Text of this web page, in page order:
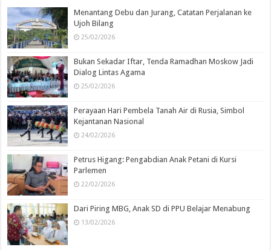
Menantang Debu dan Jurang, Catatan Perjalanan ke
Ujoh Bilang
25/02/2026
Bukan Sekadar Iftar, Tenda Ramadhan Moskow Jadi
Dialog Lintas Agama
25/02/2026
Perayaan Hari Pembela Tanah Air di Rusia, Simbol
Kejantanan Nasional
24/02/2026
Petrus Higang: Pengabdian Anak Petani di Kursi
Parlemen
22/02/2026
Dari Piring MBG, Anak SD di PPU Belajar Menabung
13/02/2026